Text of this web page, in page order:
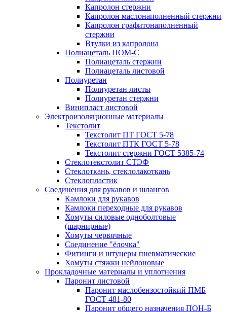
Капролон стержни
Капролон маслонаполненный стержни
Капролон графитонаполненный
стержни
Втулки из капролона
Полиацеталь ПОМ-С
Полиацеталь стержни
Полиацеталь листовой
Полиуретан
Полиуретан листы
Полиуретан стержни
Винипласт листовой
Электроизоляционные материалы
Текстолит
Текстолит ПТ ГОСТ 5-78
Текстолит ПТК ГОСТ 5-78
Текстолит стержни ГОСТ 5385-74
Стеклотекстолит СТЭФ
Стеклоткань, стеклолакоткань
Стеклопластик
Соединения для рукавов и шлангов
Камлоки для рукавов
Камлоки переходные для рукавов
Хомуты силовые одноболтовые
(шарнирные)
Хомуты червячные
Соединение "ёлочка"
Фитинги и штуцеры пневматические
Хомуты стяжки нейлоновые
Прокладочные материалы и уплотнения
Паронит листовой
Паронит маслобензостойкий ПМБ
ГОСТ 481-80
Паронит общего назначения ПОН-Б